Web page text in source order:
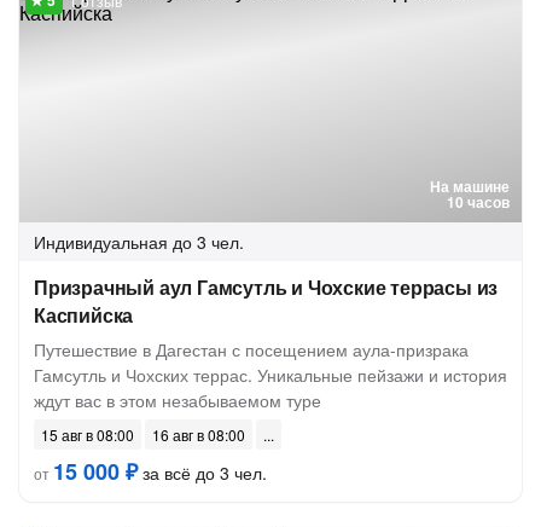
На машине
10 часов
Индивидуальная до 3 чел.
Призрачный аул Гамсутль и Чохские террасы из
Каспийска
Путешествие в Дагестан с посещением аула-призрака
Гамсутль и Чохских террас. Уникальные пейзажи и история
ждут вас в этом незабываемом туре
15 авг в 08:00
16 авг в 08:00
от 15 000 ₽за всё до 3 чел.